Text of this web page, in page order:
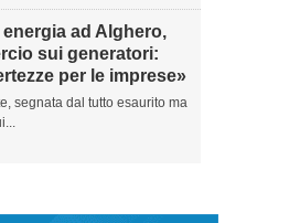
ad Alghero,
sui generatori:
per le imprese»
segnata dal tutto esaurito ma